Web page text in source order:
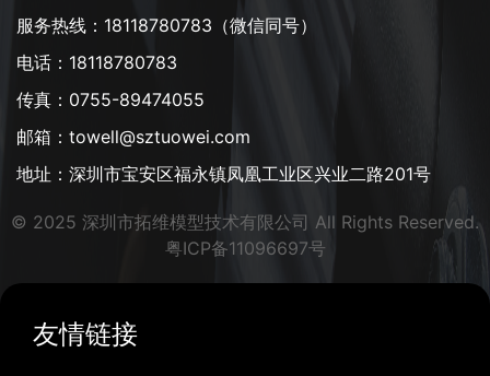
服务热线：18118780783（微信同号）
电话：18118780783
传真：0755-89474055
邮箱：towell@sztuowei.com
地址：深圳市宝安区福永镇凤凰工业区兴业二路201号
© 2025 深圳市拓维模型技术有限公司 All Rights Reserved.
粤ICP备11096697号
友情链接